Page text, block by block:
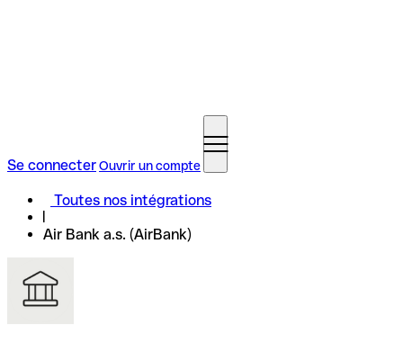
Se connecterOuvrir un compte
Toutes nos intégrations
Air Bank a.s. (AirBank)